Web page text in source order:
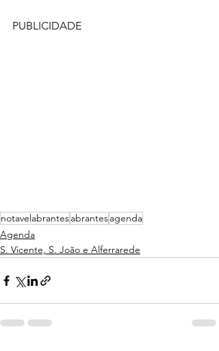
PUBLICIDADE
notavelabrantesabrantesagenda
Agenda
S. Vicente, S. João e Alferrarede